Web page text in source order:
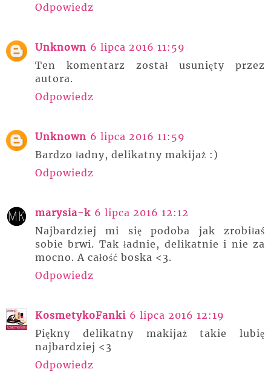
Odpowiedz
Unknown 6 lipca 2016 11:59
Ten komentarz został usunięty przez
autora.
Odpowiedz
Unknown 6 lipca 2016 11:59
Bardzo ładny, delikatny makijaż :)
Odpowiedz
marysia-k 6 lipca 2016 12:12
Najbardziej mi się podoba jak zrobiłaś
sobie brwi. Tak ładnie, delikatnie i nie za
mocno. A całość boska <3.
Odpowiedz
KosmetykoFanki 6 lipca 2016 12:19
Piękny delikatny makijaż takie lubię
najbardziej <3
Odpowiedz